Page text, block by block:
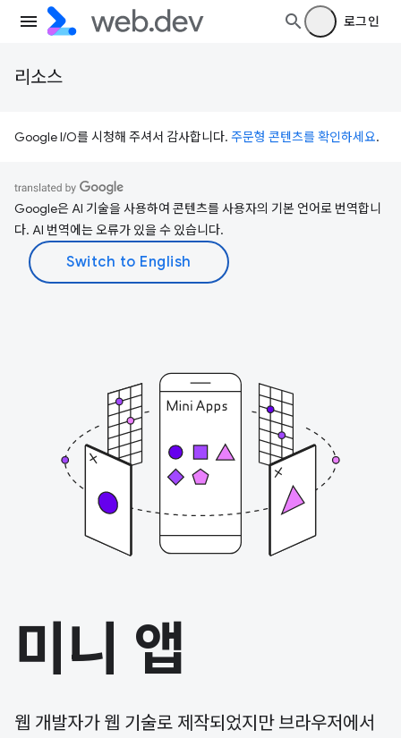
로그인
리소스
Google I/O를 시청해 주셔서 감사합니다. 주문형 콘텐츠를 확인하세요.
Google은 AI 기술을 사용하여 콘텐츠를 사용자의 기본 언어로 번역합니
다. AI 번역에는 오류가 있을 수 있습니다.
미니 앱
웹 개발자가 웹 기술로 제작되었지만 브라우저에서